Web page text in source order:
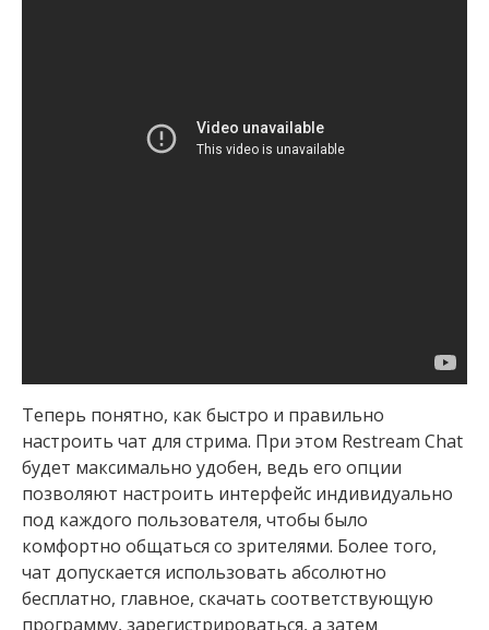
Теперь понятно, как быстро и правильно
настроить чат для стрима. При этом Restream Chat
будет максимально удобен, ведь его опции
позволяют настроить интерфейс индивидуально
под каждого пользователя, чтобы было
комфортно общаться со зрителями. Более того,
чат допускается использовать абсолютно
бесплатно, главное, скачать соответствующую
программу, зарегистрироваться, а затем